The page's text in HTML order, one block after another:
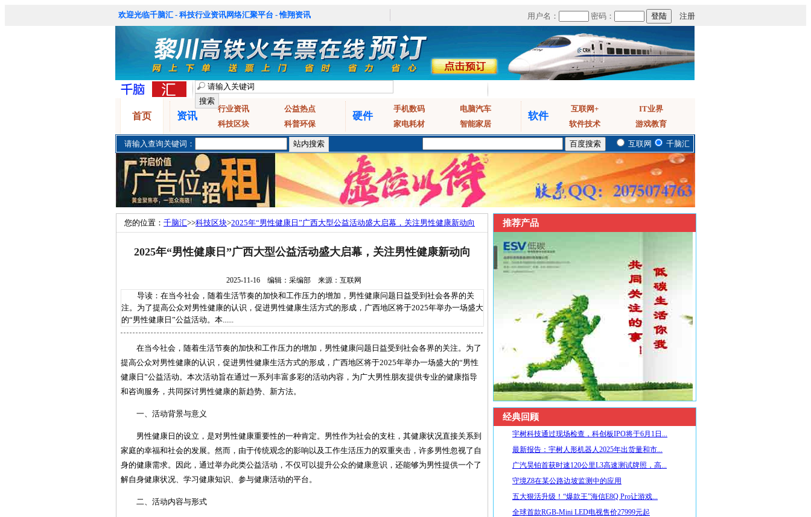
欢迎光临千脑汇 - 科技行业资讯网络汇聚平台 - 惟翔资讯 用户名： 密码： 注册
首页 资讯
行业资讯
公益热点
科技区块
科普环保
硬件
手机数码
电脑汽车
家电耗材
智能家居
软件
互联网+
IT业界
软件技术
游戏教育
请输入查询关键词： 互联网 千脑汇
您的位置： 千脑汇>>科技区块>2025年“男性健康日”广西大型公益活动盛大启幕，关注男性健康新动向
2025年“男性健康日”广西大型公益活动盛大启幕，关注男性健康新动向
2025-11-16 编辑：采编部 来源：互联网
导读：在当今社会，随着生活节奏的加快和工作压力的增加，男性健康问题日益受到社会各界的关
注。为了提高公众对男性健康的认识，促进男性健康生活方式的形成，广西地区将于2025年举办一场盛大
的“男性健康日”公益活动。本......
在当今社会，随着生活节奏的加快和工作压力的增加，男性健康问题日益受到社会各界的关注。为了
提高公众对男性健康的认识，促进男性健康生活方式的形成，广西地区将于2025年举办一场盛大的“男性
健康日”公益活动。本次活动旨在通过一系列丰富多彩的活动内容，为广大男性朋友提供专业的健康指导
和咨询服务，共同探讨男性健康的新趋势、新方法。
一、活动背景与意义
男性健康日的设立，是对男性健康重要性的一种肯定。男性作为社会的支柱，其健康状况直接关系到
家庭的幸福和社会的发展。然而，由于传统观念的影响以及工作生活压力的双重夹击，许多男性忽视了自
身的健康需求。因此，通过举办此类公益活动，不仅可以提升公众的健康意识，还能够为男性提供一个了
解自身健康状况、学习健康知识、参与健康活动的平台。
二、活动内容与形式
推荐产品
经典回顾
宇树科技通过现场检查，科创板IPO将于6月1日...
最新报告：宇树人形机器人2025年出货量和市...
广汽昊铂首获时速120公里L3高速测试牌照，高...
守境Z8在某公路边坡监测中的应用
五大狠活升级！“爆款王”海信E8Q Pro让游戏...
全球首款RGB-Mini LED电视售价27999元起